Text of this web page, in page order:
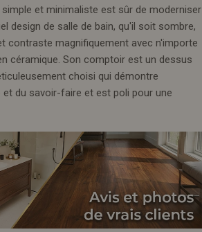
et minimaliste est sûr de moderniser
design de salle de bain, qu'il soit sombre,
contraste magnifiquement avec n'importe
céramique. Son comptoir est un dessus
choisi qui démontre
et du savoir-faire et est poli pour une